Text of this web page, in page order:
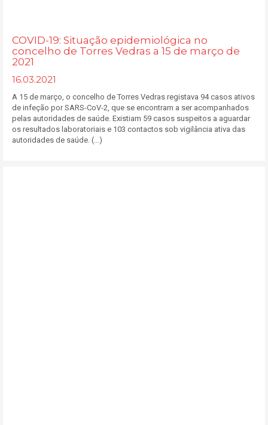
COVID-19: Situação epidemiológica no
concelho de Torres Vedras a 15 de março de
2021
16.03.2021
A 15 de março, o concelho de Torres Vedras registava 94 casos ativos
de infeção por SARS-CoV-2, que se encontram a ser acompanhados
pelas autoridades de saúde. Existiam 59 casos suspeitos a aguardar
os resultados laboratoriais e 103 contactos sob vigilância ativa das
autoridades de saúde. (...)